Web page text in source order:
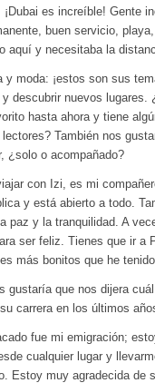
es increíble! Gente
buen servicio,
aquí y necesitaba la
y moda: ¡estos son sus
descubrir nuevos lugares.
hasta ahora y tiene
También nos
¿solo o acompañado?
con Izi, es mi
y está abierto a todo.
paz y la tranquilidad. A
ser feliz. Tienes que ir a
más bonitos que he
gustaría que nos dijera
carrera en los últimos
fue mi emigración;
cualquier lugar y
Estoy muy agradecida de